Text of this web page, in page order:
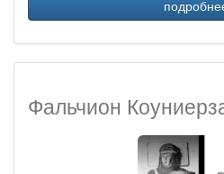
Фальчион